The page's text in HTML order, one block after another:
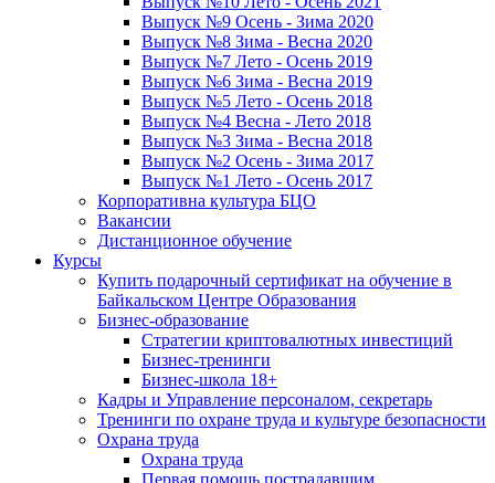
Выпуск №9 Осень - Зима 2020
Выпуск №8 Зима - Весна 2020
Выпуск №7 Лето - Осень 2019
Выпуск №6 Зима - Весна 2019
Выпуск №5 Лето - Осень 2018
Выпуск №4 Весна - Лето 2018
Выпуск №3 Зима - Весна 2018
Выпуск №2 Осень - Зима 2017
Выпуск №1 Лето - Осень 2017
Корпоративна культура БЦО
Вакансии
Дистанционное обучение
Курсы
Купить подарочный сертификат на обучение в
Байкальском Центре Образования
Бизнес-образование
Стратегии криптовалютных инвестиций
Бизнес-тренинги
Бизнес-школа 18+
Кадры и Управление персоналом, секретарь
Тренинги по охране труда и культуре безопасности
Охрана труда
Охрана труда